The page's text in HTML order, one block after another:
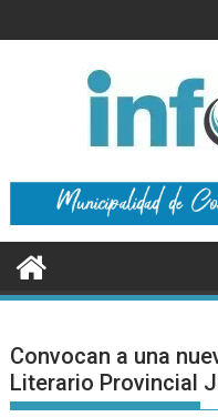
al
Convocan a una
Literario Provincial